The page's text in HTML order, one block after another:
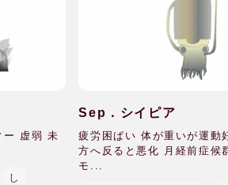
ー 虚弱 未
し
Sep．シイピア
疲労困ぱい 体が重いが運動
方へ反ると悪化 月経前症候
モ...